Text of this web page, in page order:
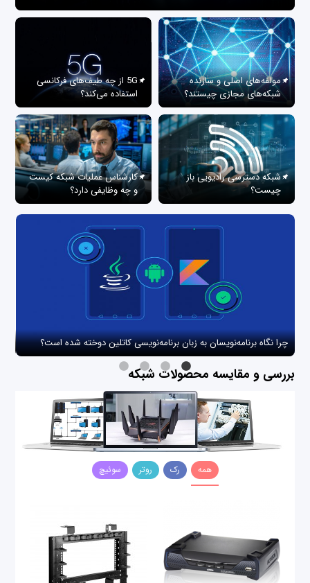
مولفه‌های اصلی و سازنده
شبکه‌های مجازی چیستند؟
5G از چه طیف‌های فرکانسی
استفاده می‌کند؟
شبکه دسترسی رادیویی باز
چیست؟
کارشناس عملیات شبکه کیست
و چه وظایفی دارد؟
چرا نگاه برنامه‌نویسان به زبان برنامه‌نویسی کاتلین دوخته شده است؟
بررسی و مقایسه محصولات شبکه
همه رک روتر سوئیچ